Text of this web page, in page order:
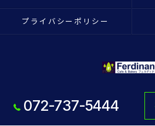
072-737-5444
プライバシーポリシー
© 2026 大阪府池田市のパン屋ならフェルディ